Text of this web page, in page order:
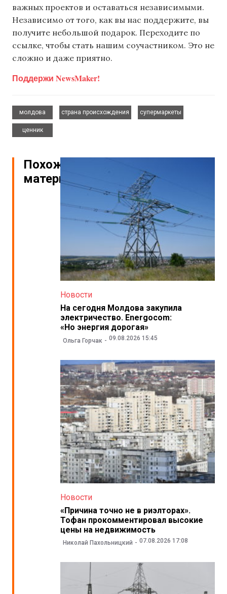
важных проектов и оставаться независимыми.
Независимо от того, как вы нас поддержите, вы
получите небольшой подарок. Переходите по
ссылке, чтобы стать нашим соучастником. Это не
сложно и даже приятно.
Поддержи NewsMaker!
молдова
страна происхождения
супермаркеты
ценник
Похожие
материалы
Новости
На сегодня Молдова закупила
электричество. Energocom:
«Но энергия дорогая»
Ольга Горчак 09.08.2026 15:45
Новости
«Причина точно не в риэлторах».
Тофан прокомментировал высокие
цены на недвижимость
Николай Пахольницкий 07.08.2026 17:08